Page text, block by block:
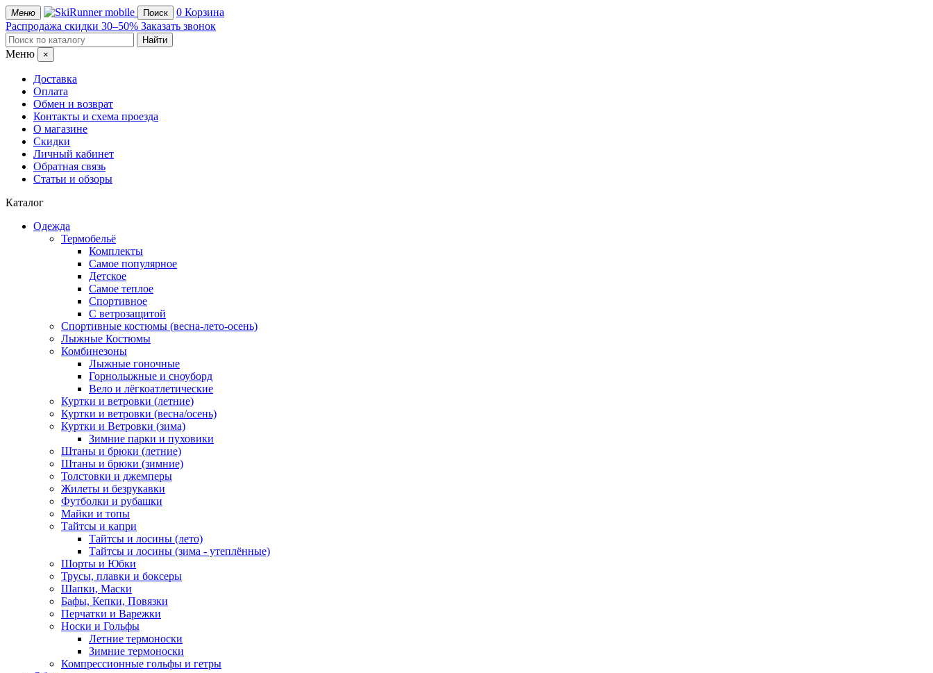
Меню mobile Поиск 0 Корзина
Распродажа скидки 30–50% Заказать звонок
Меню ×
Доставка
Оплата
Обмен и возврат
Контакты и схема проезда
О магазине
Скидки
Личный кабинет
Обратная связь
Статьи и обзоры
Каталог
Одежда
Термобельё
Комплекты
Самое популярное
Детское
Самое теплое
Спортивное
С ветрозащитой
Спортивные костюмы (весна-лето-осень)
Лыжные Костюмы
Комбинезоны
Лыжные гоночные
Горнолыжные и сноуборд
Вело и лёгкоатлетические
Куртки и ветровки (летние)
Куртки и ветровки (весна/осень)
Куртки и Ветровки (зима)
Зимние парки и пуховики
Штаны и брюки (летние)
Штаны и брюки (зимние)
Толстовки и джемперы
Жилеты и безрукавки
Футболки и рубашки
Майки и топы
Тайтсы и капри
Тайтсы и лосины (лето)
Тайтсы и лосины (зима - утеплённые)
Шорты и Юбки
Трусы, плавки и боксеры
Шапки, Маски
Бафы, Кепки, Повязки
Перчатки и Варежки
Носки и Гольфы
Летние термоноски
Зимние термоноски
Компрессионные гольфы и гетры